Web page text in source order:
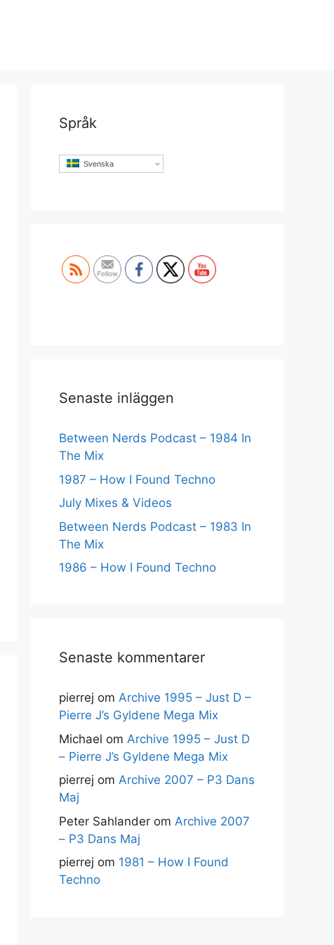
Språk
Svenska
Senaste inläggen
Between Nerds Podcast – 1984 In
The Mix
1987 – How I Found Techno
July Mixes & Videos
Between Nerds Podcast – 1983 In
The Mix
1986 – How I Found Techno
Senaste kommentarer
pierrej om Archive 1995 – Just D –
Pierre J’s Gyldene Mega Mix
Michael om Archive 1995 – Just D
– Pierre J’s Gyldene Mega Mix
pierrej om Archive 2007 – P3 Dans
Maj
Peter Sahlander om Archive 2007
– P3 Dans Maj
pierrej om 1981 – How I Found
Techno